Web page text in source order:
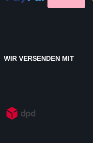
WIR VERSENDEN MIT